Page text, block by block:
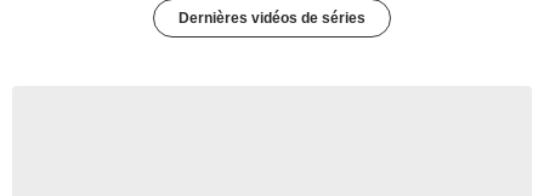
Dernières vidéos de séries